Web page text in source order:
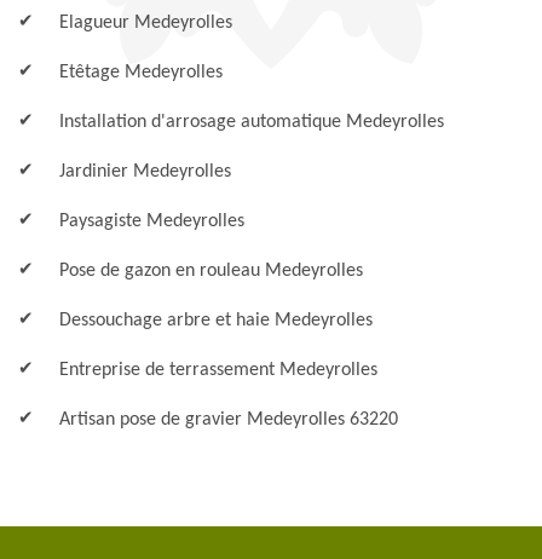
Elagueur Medeyrolles
Etêtage Medeyrolles
Installation d'arrosage automatique Medeyrolles
Jardinier Medeyrolles
Paysagiste Medeyrolles
Pose de gazon en rouleau Medeyrolles
Dessouchage arbre et haie Medeyrolles
Entreprise de terrassement Medeyrolles
Artisan pose de gravier Medeyrolles 63220